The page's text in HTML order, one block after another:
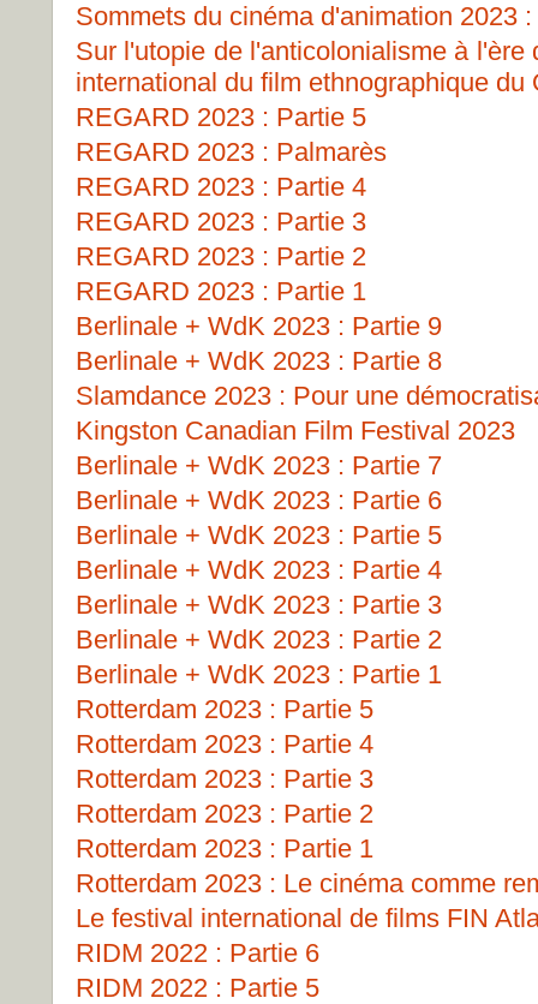
Sommets du cinéma d'animation 2023
Sur l'utopie de l'anticolonialisme à
international du film ethnographique du
REGARD 2023 : Partie 5
REGARD 2023 : Palmarès
REGARD 2023 : Partie 4
REGARD 2023 : Partie 3
REGARD 2023 : Partie 2
REGARD 2023 : Partie 1
Berlinale + WdK 2023 : Partie 9
Berlinale + WdK 2023 : Partie 8
Slamdance 2023 : Pour une
Kingston Canadian Film Festival 2023
Berlinale + WdK 2023 : Partie 7
Berlinale + WdK 2023 : Partie 6
Berlinale + WdK 2023 : Partie 5
Berlinale + WdK 2023 : Partie 4
Berlinale + WdK 2023 : Partie 3
Berlinale + WdK 2023 : Partie 2
Berlinale + WdK 2023 : Partie 1
Rotterdam 2023 : Partie 5
Rotterdam 2023 : Partie 4
Rotterdam 2023 : Partie 3
Rotterdam 2023 : Partie 2
Rotterdam 2023 : Partie 1
Rotterdam 2023 : Le cinéma comme
Le festival international de films FIN
RIDM 2022 : Partie 6
RIDM 2022 : Partie 5